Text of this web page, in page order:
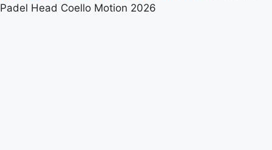
Padel Head Coello Motion 2026